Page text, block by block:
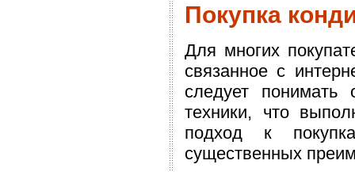
Покупка
Для многих
связанное с
следует понимать
техники, что
подход к
существенных